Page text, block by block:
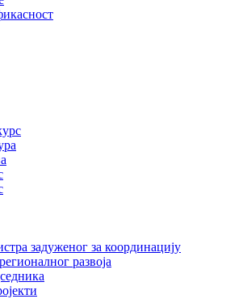
задуженог за координацију
развоја